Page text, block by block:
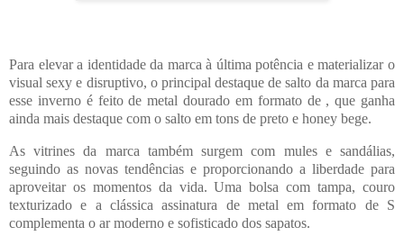
Para elevar a identidade da marca à última potência e materializar o
visual sexy e disruptivo, o principal destaque de salto da marca para
esse inverno é feito de metal dourado em formato de , que ganha
ainda mais destaque com o salto em tons de preto e honey bege.
As vitrines da marca também surgem com mules e sandálias,
seguindo as novas tendências e proporcionando a liberdade para
aproveitar os momentos da vida. Uma bolsa com tampa, couro
texturizado e a clássica assinatura de metal em formato de S
complementa o ar moderno e sofisticado dos sapatos.